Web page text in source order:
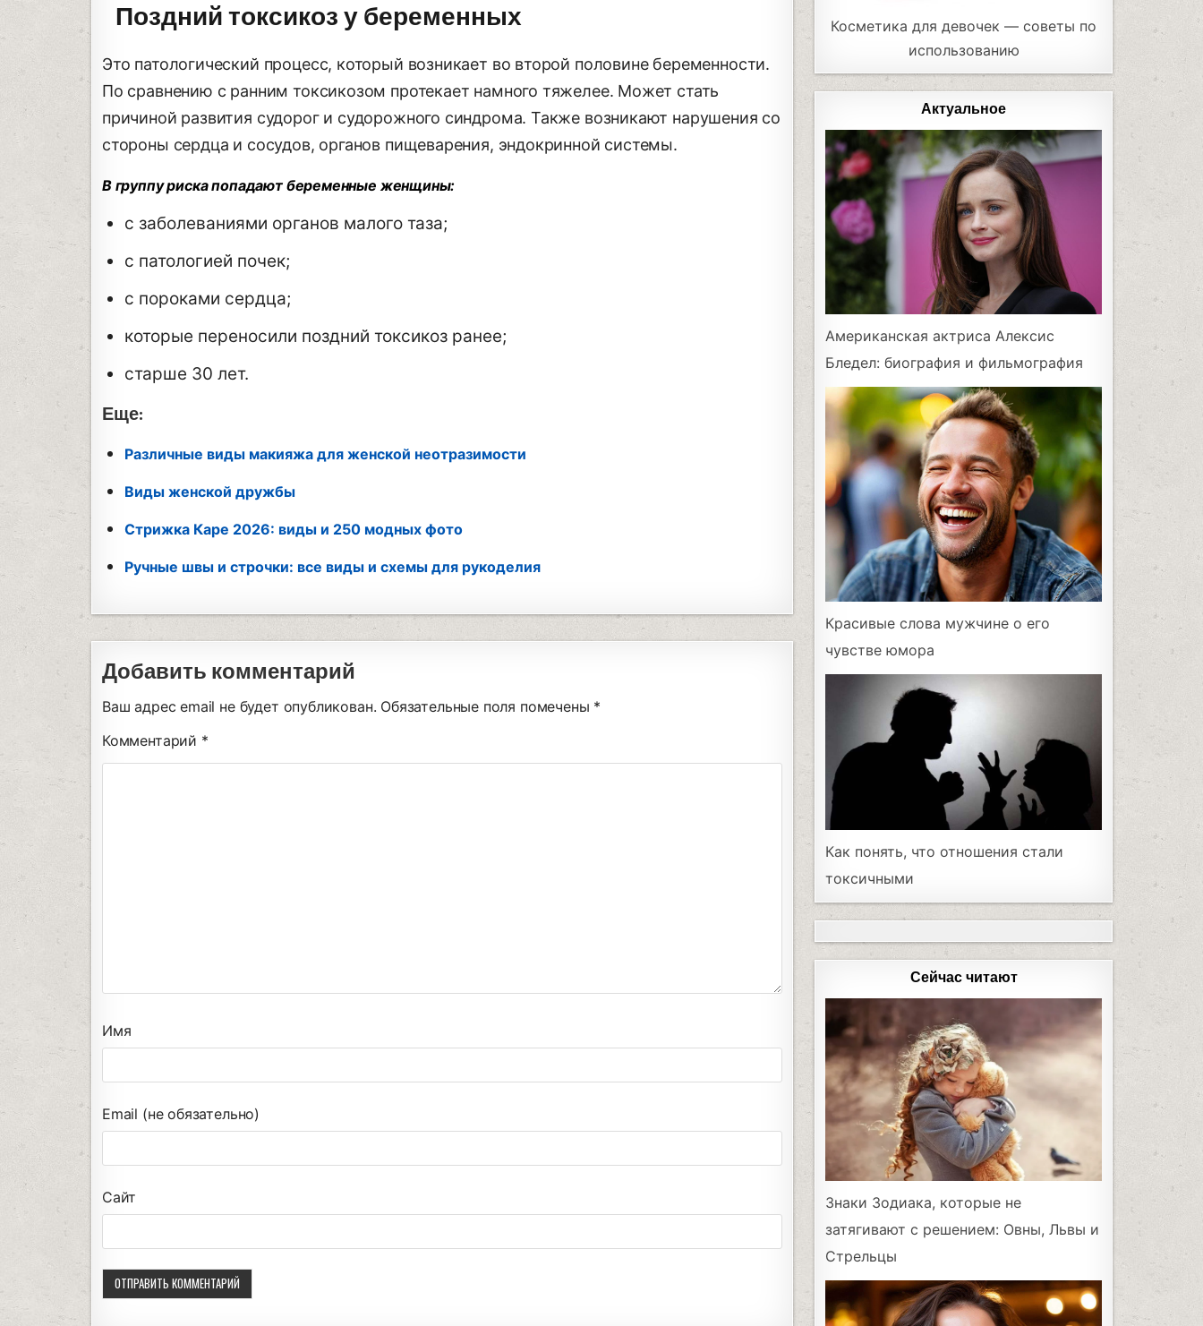
Поздний токсикоз у беременных
Это патологический процесс, который возникает во второй половине беременности.
По сравнению с ранним токсикозом протекает намного тяжелее. Может стать
причиной развития судорог и судорожного синдрома. Также возникают нарушения со
стороны сердца и сосудов, органов пищеварения, эндокринной системы.
В группу риска попадают беременные женщины:
с заболеваниями органов малого таза;
с патологией почек;
с пороками сердца;
которые переносили поздний токсикоз ранее;
старше 30 лет.
Еще:
Различные виды макияжа для женской неотразимости
Виды женской дружбы
Стрижка Каре 2026: виды и 250 модных фото
Ручные швы и строчки: все виды и схемы для рукоделия
Добавить комментарий
Ваш адрес email не будет опубликован. Обязательные поля помечены *
Комментарий *
Имя
Email (не обязательно)
Сайт
Косметика для девочек — советы по
использованию
Актуальное
Американская актриса Алексис
Бледел: биография и фильмография
Красивые слова мужчине о его
чувстве юмора
Как понять, что отношения стали
токсичными
Сейчас читают
Знаки Зодиака, которые не
затягивают с решением: Овны, Львы и
Стрельцы